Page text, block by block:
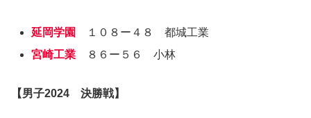
延岡学園
１０８ー４８ 都城工業
宮崎工業 ８６ー５６ 小林
【男子2024 決勝戦】